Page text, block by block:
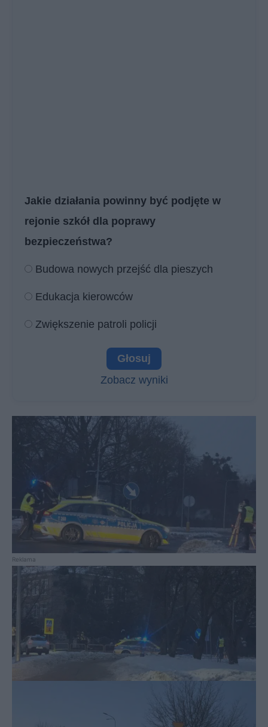
Jakie działania powinny być podjęte w
rejonie szkół dla poprawy
bezpieczeństwa?
Budowa nowych przejść dla pieszych
Edukacja kierowców
Zwiększenie patroli policji
Zobacz wyniki
Reklama